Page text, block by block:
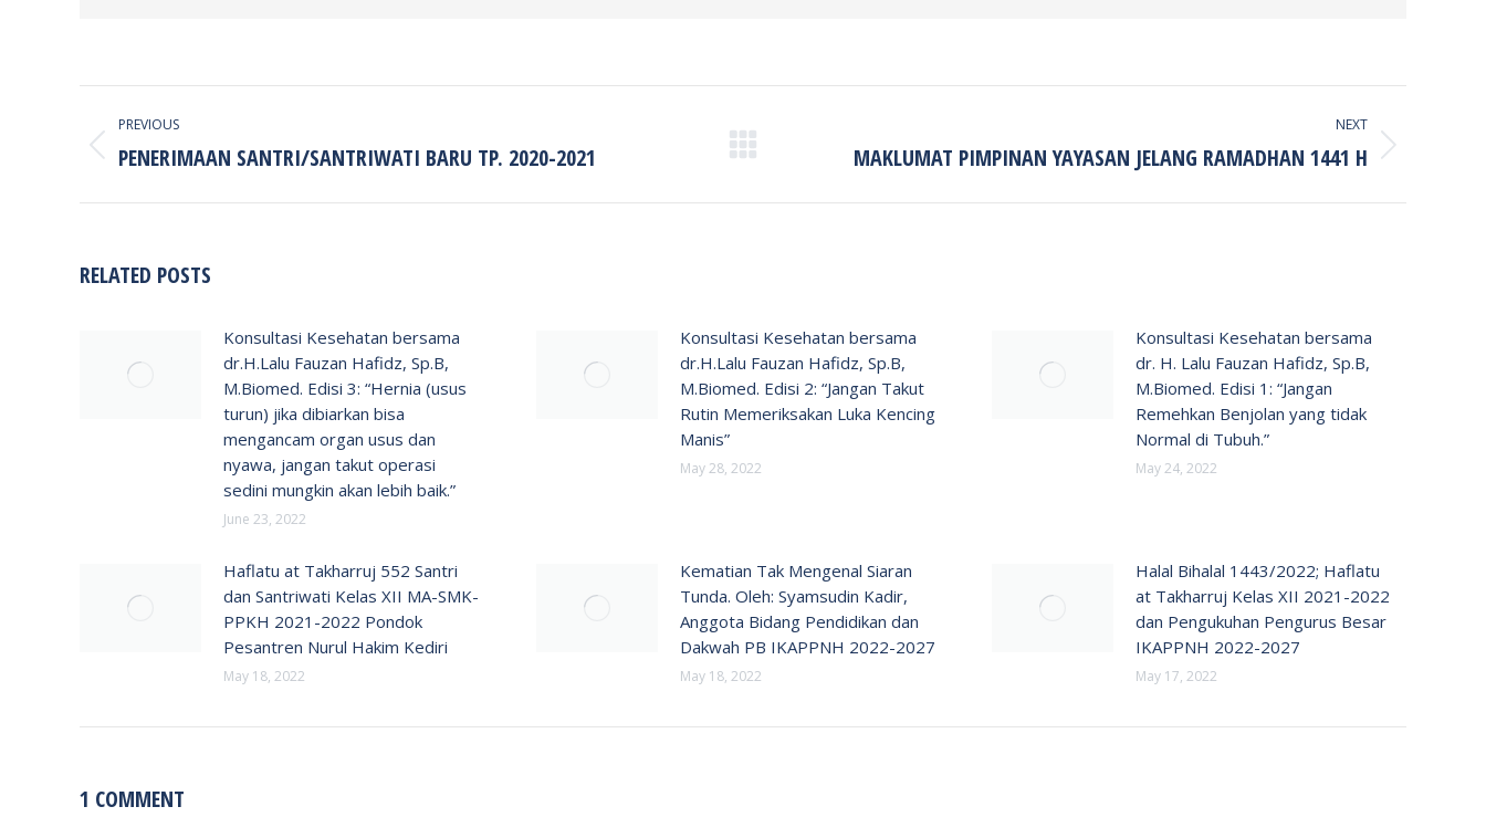
NAVIGATION
PREVIOUS
Previous
PENERIMAAN SANTRI/SANTRIWATI BARU TP. 2020-2021
NEXT
MAKLUMAT PIMPINAN YAYASAN JELANG RAMADHAN 1441 H
RELATED POSTS
Konsultasi Kesehatan bersama
dr.H.Lalu Fauzan Hafidz, Sp.B,
M.Biomed. Edisi 3: “Hernia (usus
turun) jika dibiarkan bisa
mengancam organ usus dan
nyawa, jangan takut operasi
sedini mungkin akan lebih baik.”
June 23, 2022
Konsultasi Kesehatan bersama
dr.H.Lalu Fauzan Hafidz, Sp.B,
M.Biomed. Edisi 2: “Jangan Takut
Rutin Memeriksakan Luka Kencing
Manis”
May 28, 2022
Konsultasi Kesehatan bersama
dr. H. Lalu Fauzan Hafidz, Sp.B,
M.Biomed. Edisi 1: “Jangan
Remehkan Benjolan yang tidak
Normal di Tubuh.”
May 24, 2022
Haflatu at Takharruj 552 Santri
dan Santriwati Kelas XII MA-SMK-
PPKH 2021-2022 Pondok
Pesantren Nurul Hakim Kediri
May 18, 2022
Kematian Tak Mengenal Siaran
Tunda. Oleh: Syamsudin Kadir,
Anggota Bidang Pendidikan dan
Dakwah PB IKAPPNH 2022-2027
May 18, 2022
Halal Bihalal 1443/2022; Haflatu
at Takharruj Kelas XII 2021-2022
dan Pengukuhan Pengurus Besar
IKAPPNH 2022-2027
May 17, 2022
1 COMMENT